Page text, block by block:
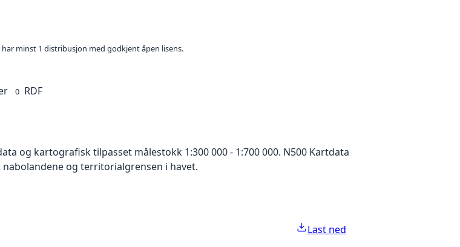
minst 1 distribusjon med godkjent åpen lisens.
0 RDF
og kartografisk tilpasset målestokk 1:300 000 - 1:700 000. N500 Kartdata
og territorialgrensen i havet.
Last ned